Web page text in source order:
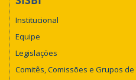
Institucional
Equipe
Legislações
Comitês, Comissões e Grupos